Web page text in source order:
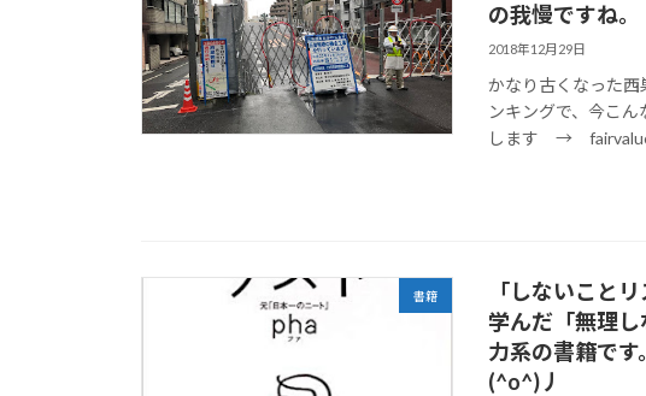
の我慢ですね。
2018年12月29日
かなり古くなった西
ンキングで、今こ
します →
書籍
「しないこと
学んだ「無理
力系の書籍です
(^o^)丿